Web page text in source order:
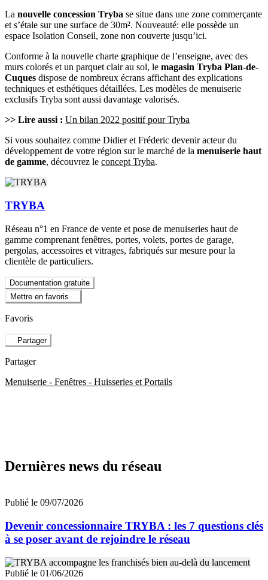
La nouvelle concession Tryba se situe dans une zone commerçante
et s’étale sur une surface de 30m². Nouveauté: elle possède un
espace Isolation Conseil, zone non couverte jusqu’ici.
Conforme à la nouvelle charte graphique de l’enseigne, avec des
murs colorés et un parquet clair au sol, le magasin Tryba Plan-de-
Cuques dispose de nombreux écrans affichant des explications
techniques et esthétiques détaillées. Les modèles de menuiserie
exclusifs Tryba sont aussi davantage valorisés.
>> Lire aussi : Un bilan 2022 positif pour Tryba
Si vous souhaitez comme Didier et Fréderic devenir acteur du
développement de votre région sur le marché de la menuiserie haut
de gamme, découvrez le concept Tryba.
TRYBA
Réseau n°1 en France de vente et pose de menuiseries haut de
gamme comprenant fenêtres, portes, volets, portes de garage,
pergolas, accessoires et vitrages, fabriqués sur mesure pour la
clientèle de particuliers.
Documentation gratuite
Mettre en favoris
Favoris
Partager
Partager
Menuiserie - Fenêtres - Huisseries et Portails
Dernières news du réseau
Publié le 09/07/2026
Devenir concessionnaire TRYBA : les 7 questions clés
à se poser avant de rejoindre le réseau
Publié le 01/06/2026